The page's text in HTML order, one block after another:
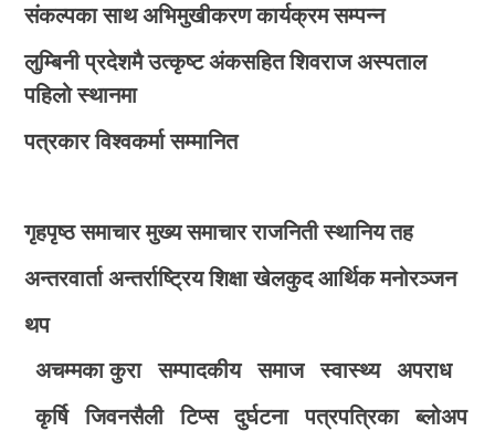
संकल्पका साथ अभिमुखीकरण कार्यक्रम सम्पन्न
लुम्बिनी प्रदेशमै उत्कृष्ट अंकसहित शिवराज अस्पताल
पहिलो स्थानमा
पत्रकार विश्वकर्मा सम्मानित
गृहपृष्ठ समाचार मुख्य समाचार राजनिती स्थानिय तह
अन्तरवार्ता अन्तर्राष्ट्रिय शिक्षा खेलकुद आर्थिक मनोरञ्जन
थप
अचम्मका कुरा
सम्पादकीय समाज स्वास्थ्य
अपराध
कृर्षि
जिवनसैली टिप्स दुर्घटना पत्रपत्रिका
ब्लोअप